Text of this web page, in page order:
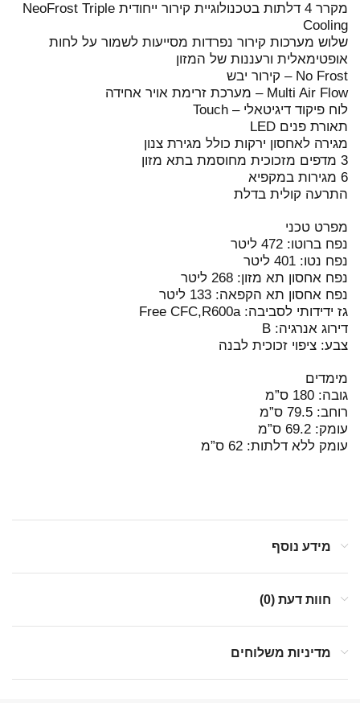
מקרר 4 דלתות בטכנולוגיית קירור ייחודית NeoFrost Triple
Cooling
שלוש מערכות קירור נפרדות מסייעות לשמור על לחות
אופטימאלית ורעננות של המזון
No Frost – קירור יבש
Multi Air Flow – מערכת זרימת אויר אחידה
לוח פיקוד דיגיטאלי – Touch
תאורת פנים LED
מגירה לאחסון ירקות כולל מגירת צנון
3 מדפים מזכוכית מחוסמת בתא מזון
6 מגירות במקפיא
התרעה קולית בדלת
מפרט טכני
נפח ברוטו: 472 ליטר
נפח נטו: 401 ליטר
נפח אחסון תא מזון: 268 ליטר
נפח אחסון תא הקפאה: 133 ליטר
גז ידידותי לסביבה: Free CFC,R600a
דירוג אנרגיה: B
צבע: ציפוי זכוכית לבנה
מימדים
גובה: 180 ס”מ
רוחב: 79.5 ס”מ
עומק: 69.2 ס”מ
עומק ללא דלתות: 62 ס”מ
מידע נוסף
חוות דעת (0)
מדיניות משלוחים